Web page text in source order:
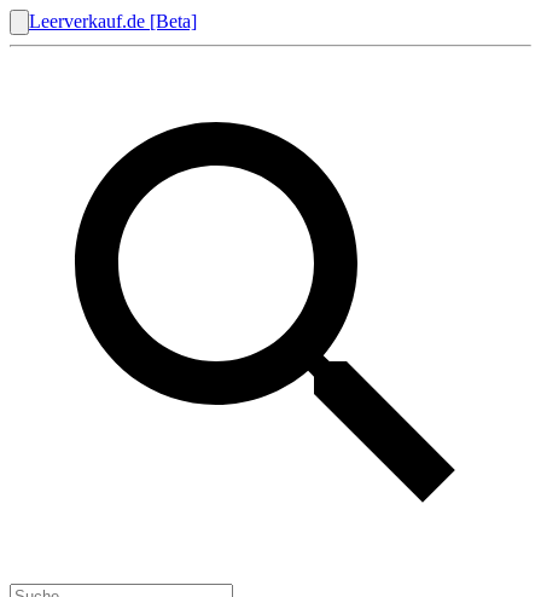
Leerverkauf.de [Beta]